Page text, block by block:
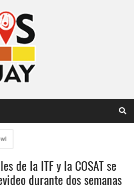
de la ITF y la COSAT se
durante dos semanas